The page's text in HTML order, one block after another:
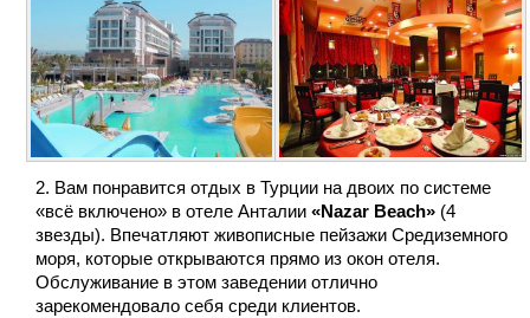
Вам понравится отдых в Турции на двоих по системе
«всё включено» в отеле Анталии «Nazar Beach» (4
звезды). Впечатляют живописные пейзажи Средиземного
моря, которые открываются прямо из окон отеля.
Обслуживание в этом заведении отлично
зарекомендовало себя среди клиентов.